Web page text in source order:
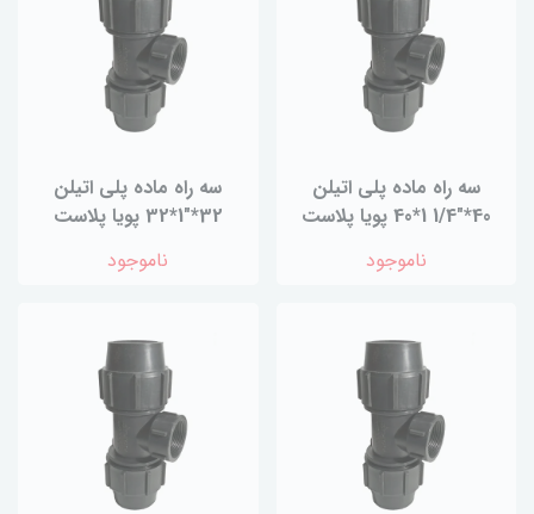
سه راه ماده پلی اتیلن
40*"1/4 1*40 پویا پلاست
ناموجود
سه راه ماده پلی اتیلن
32*"1*32 پویا پلاست
ناموجود